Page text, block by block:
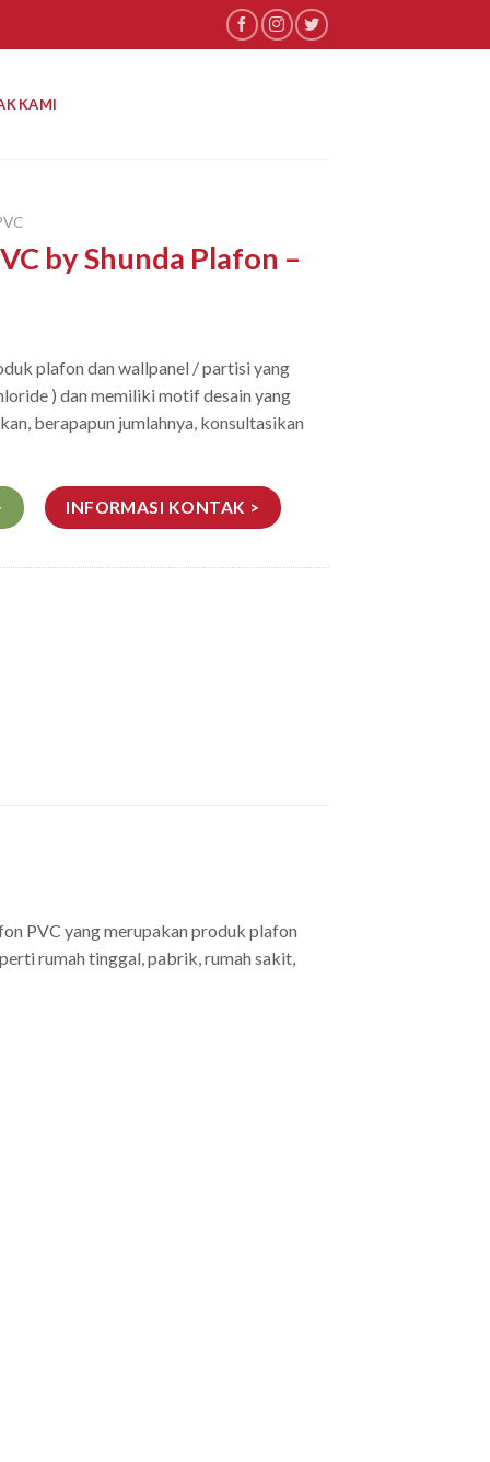
KAMI
by Shunda Plafon –
plafon dan wallpanel / partisi yang
) dan memiliki motif desain yang
berapapun jumlahnya, konsultasikan
INFORMASI KONTAK >
PVC yang merupakan produk plafon
rumah tinggal, pabrik, rumah sakit,